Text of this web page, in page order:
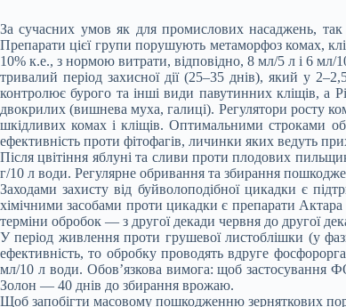
За сучасних умов як для промислових насаджень,
Препарати цієї групи порушують метаморфоз комах,
10% к.е., з нормою витрати, відповідно, 8 мл/5 л і 6
тривалий період захисної дії (25–35 днів), який у
контролює бурого та інші види павутинних кліщів, а
двокрилих (вишнева муха, галиці). Регулятори росту
шкідливих комах і кліщів. Оптимальними строками
ефективність проти фітофагів, личинки яких ведуть
Після цвітіння яблуні та сливи проти плодових
г/10 л води. Регулярне обривання та збирання
Заходами захисту від буйволоподібної цикадки є
хімічними засобами проти цикадки є препарати
терміни обробок — з другої декади червня до другої
У період живлення проти грушевої листоблішки (у
ефективність, то обробку проводять вдруге
мл/10 л води. Обов’язкова вимога: щоб застосування
Золон — 40 днів до збирання врожаю.
Щоб запобігти масовому пошкодженню зерняткових